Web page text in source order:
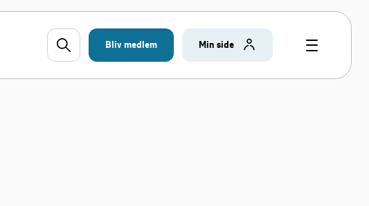
Bliv medlem Min side